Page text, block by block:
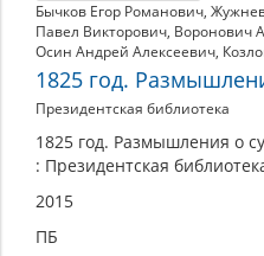
Бычков Егор Романович,
Павел Викторович, Воронович
Осин Андрей Алексеевич,
1825 год.
Президентская библиотека
1825 год. Размышления о
: Президентская
2015
ПБ